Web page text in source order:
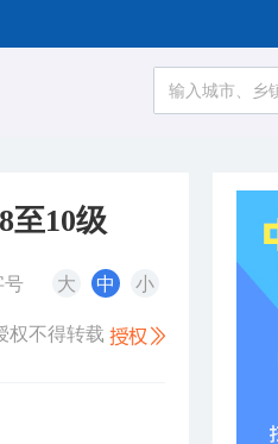
至10级
号 大 中 小
权不得转载